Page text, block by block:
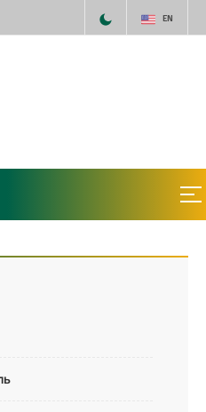
EN